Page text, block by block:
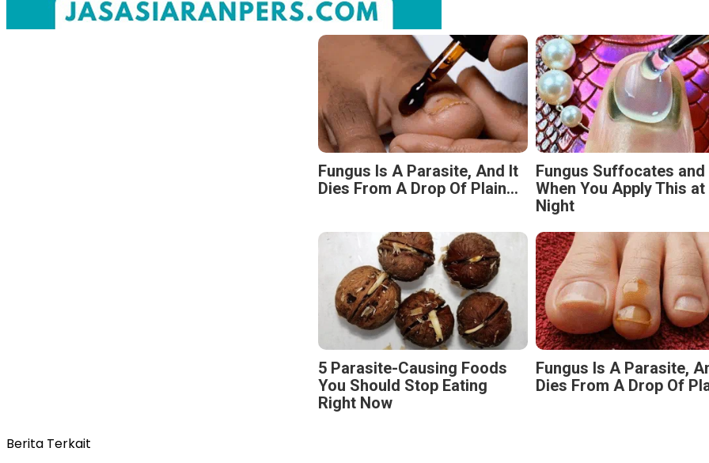
Fungus Is A Parasite, And It
Dies From A Drop Of Plain...
Fungus Suffocates and
When You Apply This at
Night
5 Parasite-Causing Foods
You Should Stop Eating
Right Now
Fungus Is A Parasite,
Dies From A Drop Of
Berita Terkait